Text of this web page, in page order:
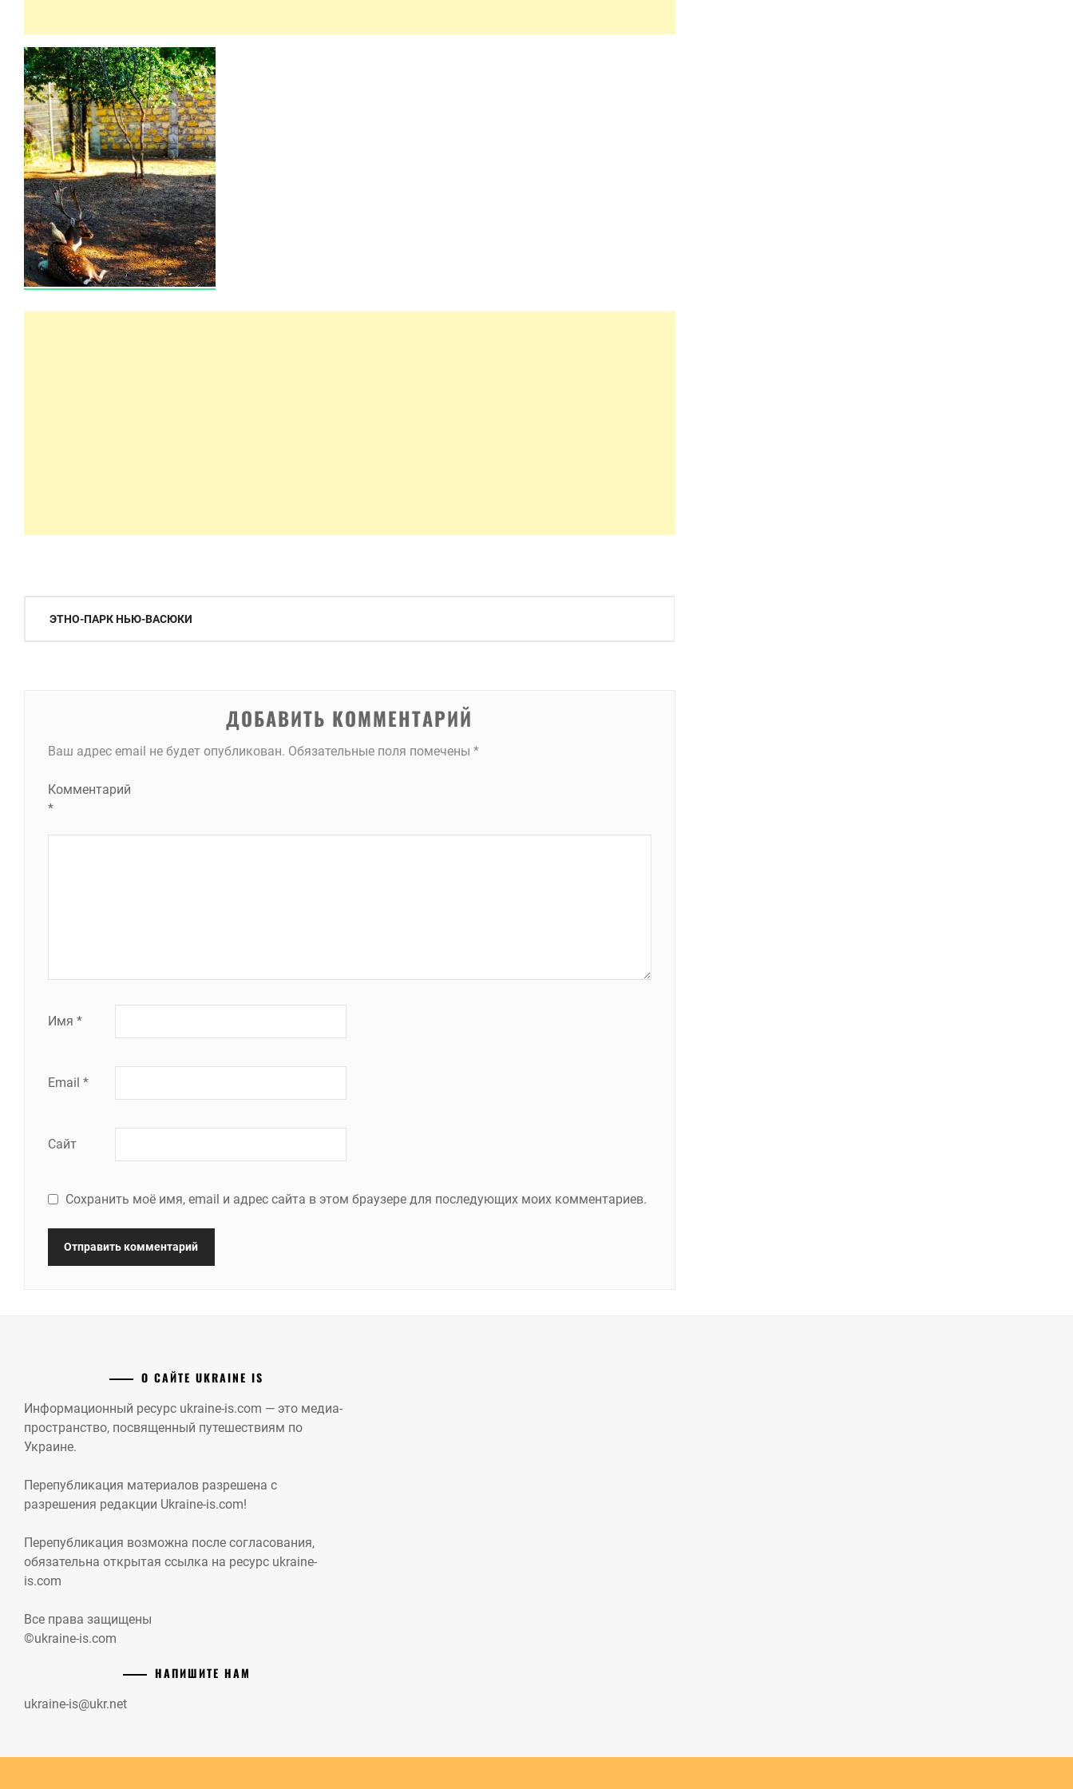
Навигация
ЭТНО-ПАРК НЬЮ-ВАСЮКИ
ДОБАВИТЬ КОММЕНТАРИЙ
Ваш адрес email не будет опубликован. Обязательные поля помечены *
Комментарий
*
Имя *
Email *
Сайт
Сохранить моё имя, email и адрес сайта в этом браузере для последующих моих комментариев.
О САЙТЕ UKRAINE IS
Информационный ресурс ukraine-is.com — это медиа-
пространство, посвященный путешествиям по
Украине.
Перепубликация материалов разрешена с
разрешения редакции Ukraine-is.com!
Перепубликация возможна после согласования,
обязательна открытая ссылка на ресурс ukraine-
is.com
Все права защищены
©ukraine-is.com
НАПИШИТЕ НАМ
ukraine-is@ukr.net